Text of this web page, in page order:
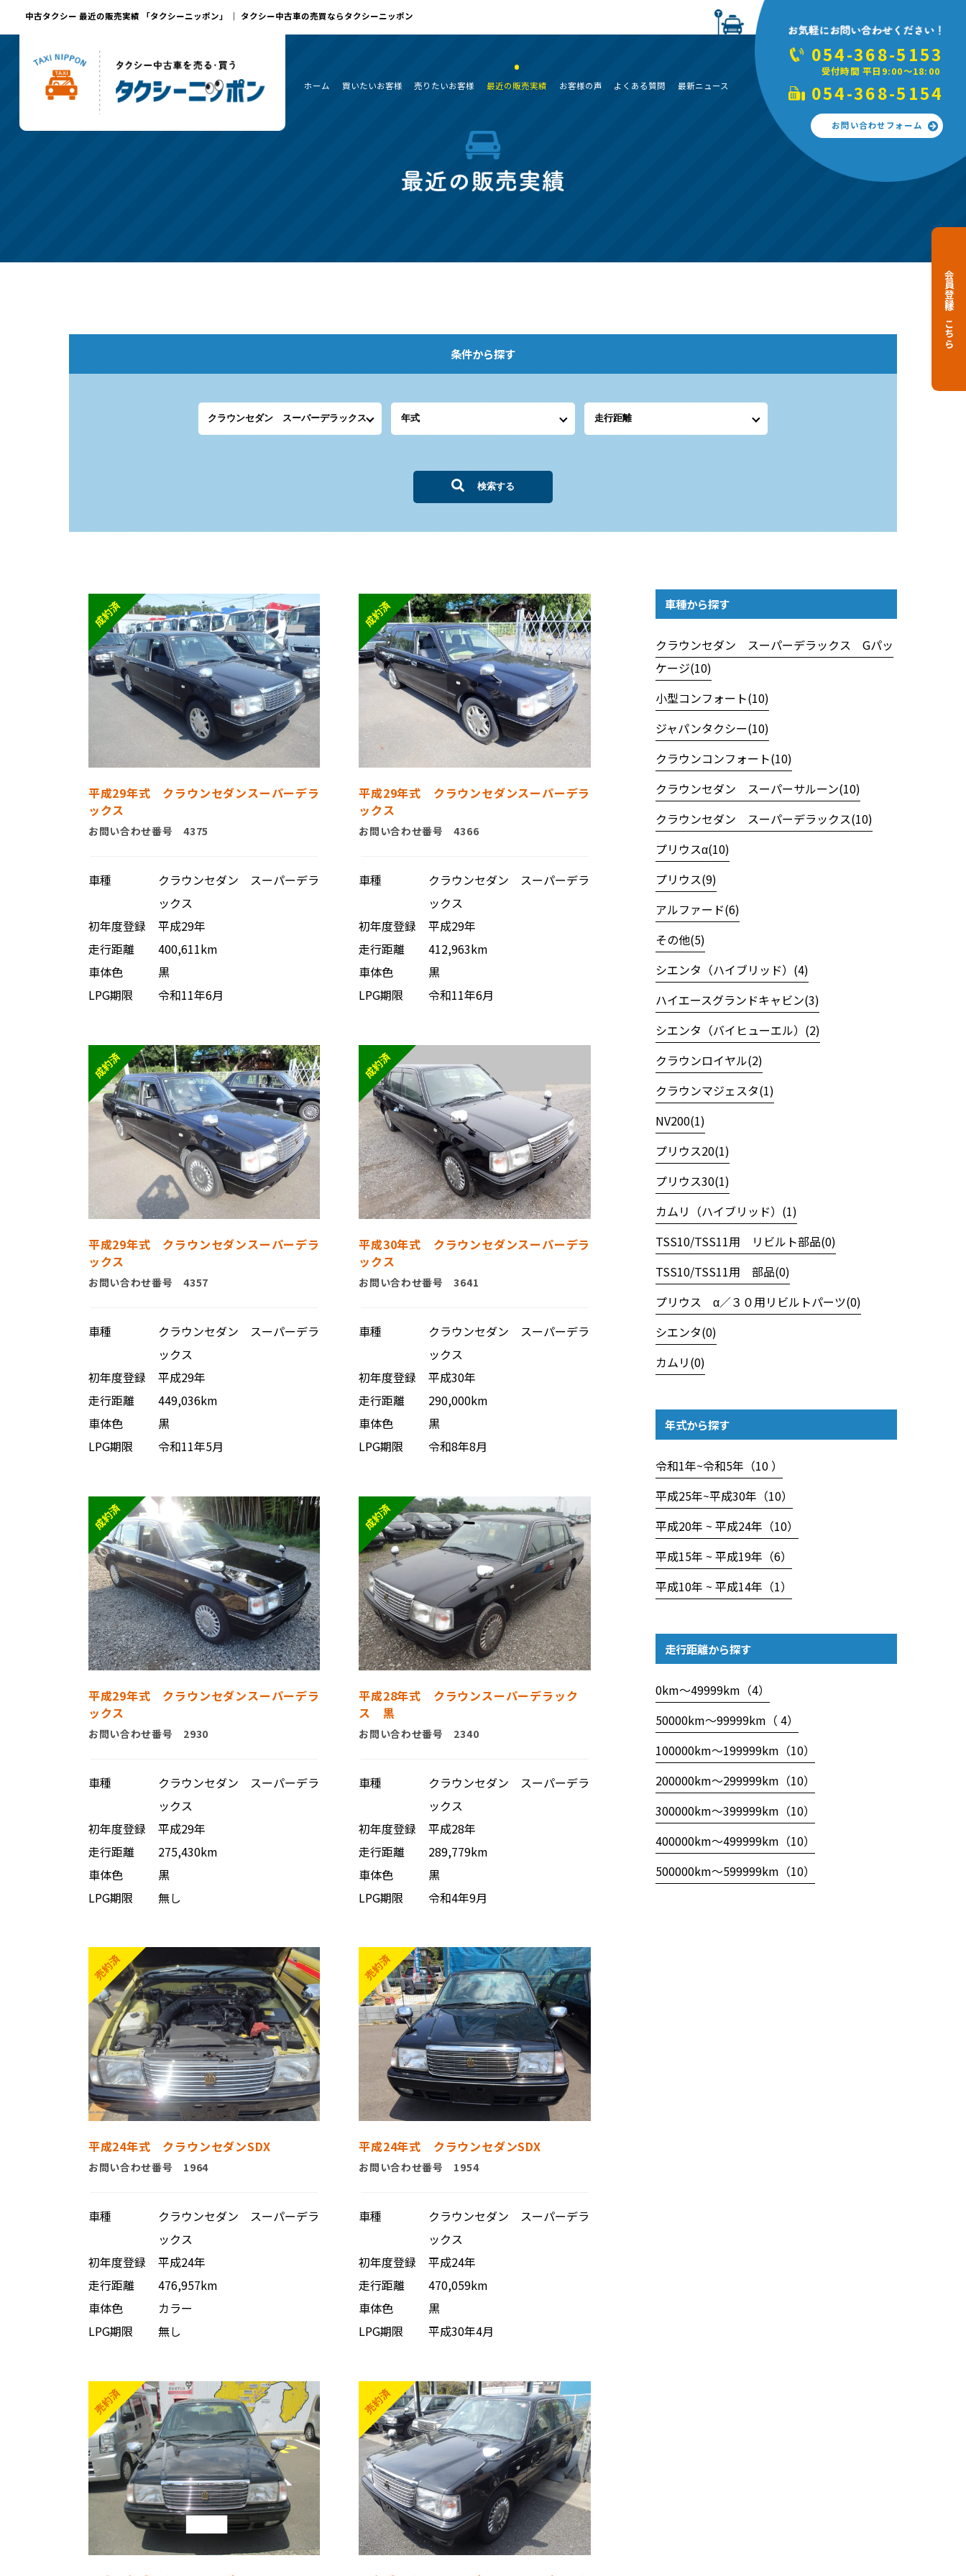
054-368-5153
受付時間 平日9:00～18:00
054-368-5154
お問い合わせフォーム
会員登録はこちら
中古タクシー 最近の販売実績 「タクシーニッポン」 ｜ タクシー中古車の売買ならタクシーニッポン
ホーム 買いたいお客様 売りたいお客様 最近の販売実績 お客様の声 よくある質問 最新ニュース
条件から探す
検索する
平成29年式 クラウンセダンスーパーデラ
ックス
お問い合わせ番号 4375
車種
クラウンセダン スーパーデラ
ックス
初年度登録
平成29年
走行距離
400,611km
車体色
黒
LPG期限
令和11年6月
平成29年式 クラウンセダンスーパーデラ
ックス
お問い合わせ番号 4366
車種
クラウンセダン スーパーデラ
ックス
初年度登録
平成29年
走行距離
412,963km
車体色
黒
LPG期限
令和11年6月
平成29年式 クラウンセダンスーパーデラ
ックス
お問い合わせ番号 4357
車種
クラウンセダン スーパーデラ
ックス
初年度登録
平成29年
走行距離
449,036km
車体色
黒
LPG期限
令和11年5月
平成30年式 クラウンセダンスーパーデラ
ックス
お問い合わせ番号 3641
車種
クラウンセダン スーパーデラ
ックス
初年度登録
平成30年
走行距離
290,000km
車体色
黒
LPG期限
令和8年8月
平成29年式 クラウンセダンスーパーデラ
ックス
お問い合わせ番号 2930
車種
クラウンセダン スーパーデラ
ックス
初年度登録
平成29年
走行距離
275,430km
車体色
黒
LPG期限
無し
平成28年式 クラウンスーパーデラック
ス 黒
お問い合わせ番号 2340
車種
クラウンセダン スーパーデラ
ックス
初年度登録
平成28年
走行距離
289,779km
車体色
黒
LPG期限
令和4年9月
平成24年式 クラウンセダンSDX
お問い合わせ番号 1964
車種
クラウンセダン スーパーデラ
ックス
初年度登録
平成24年
走行距離
476,957km
車体色
カラー
LPG期限
無し
平成24年式 クラウンセダンSDX
お問い合わせ番号 1954
車種
クラウンセダン スーパーデラ
ックス
初年度登録
平成24年
走行距離
470,059km
車体色
黒
LPG期限
平成30年4月
車種から探す
クラウンセダン スーパーデラックス Gパッ
ケージ(10)
小型コンフォート(10)
ジャパンタクシー(10)
クラウンコンフォート(10)
クラウンセダン スーパーサルーン(10)
クラウンセダン スーパーデラックス(10)
プリウスα(10)
プリウス(9)
アルファード(6)
その他(5)
シエンタ（ハイブリッド）(4)
ハイエースグランドキャビン(3)
シエンタ（バイヒューエル）(2)
クラウンロイヤル(2)
クラウンマジェスタ(1)
NV200(1)
プリウス20(1)
プリウス30(1)
カムリ（ハイブリッド）(1)
TSS10/TSS11用 リビルト部品(0)
TSS10/TSS11用 部品(0)
プリウス α／３０用リビルトパーツ(0)
シエンタ(0)
カムリ(0)
年式から探す
令和1年~令和5年（10 ）
平成25年~平成30年（10）
平成20年 ~ 平成24年（10）
平成15年 ~ 平成19年（6）
平成10年 ~ 平成14年（1）
走行距離から探す
0km〜49999km（4）
50000km〜99999km（ 4）
100000km〜199999km（10）
200000km〜299999km（10）
300000km〜399999km（10）
400000km〜499999km（10）
500000km〜599999km（10）